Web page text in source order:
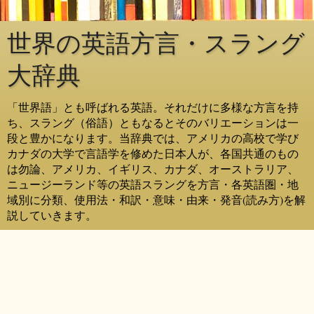
世界の英語方言・スラング
大辞典
「世界語」とも呼ばれる英語。それだけに多様な方言を持
ち、スラング（俗語）ともなるとそのバリエーションは一
段と豊かになります。当辞典では、アメリカの高校で学び
カナダの大学で言語学を修めた日本人が、各国共通のもの
は勿論、アメリカ、イギリス、カナダ、オーストラリア、
ニュージーランド等の英語スラングを方言・各英語圏・地
域別に分類、使用法・和訳・意味・由来・発音(読み方)を解
説していきます。